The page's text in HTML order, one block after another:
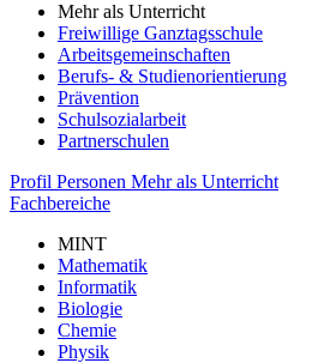
Mehr als Unterricht
Freiwillige Ganztagsschule
Arbeitsgemeinschaften
Berufs- & Studienorientierung
Prävention
Schulsozialarbeit
Partnerschulen
Profil Personen Mehr als Unterricht
Fachbereiche
MINT
Mathematik
Informatik
Biologie
Chemie
Physik